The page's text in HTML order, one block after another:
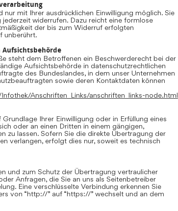
mit Ihrer ausdrücklichen Einwilligung möglich. Sie
widerrufen. Dazu reicht eine formlose
der bis zum Widerruf erfolgten
unberührt.
Aufsichtsbehörde
steht dem Betroffenen ein Beschwerderecht bei der
Aufsichtsbehörde in datenschutzrechtlichen
des Bundeslandes, in dem unser Unternehmen
sowie deren Kontaktdaten können
Anschriften_Links/anschriften_links-node.html
Ihrer Einwilligung oder in Erfüllung eines
oder an einen Dritten in einem gängigen,
zu lassen. Sofern Sie die direkte Übertragung der
verlangen, erfolgt dies nur, soweit es technisch
und zum Schutz der Übertragung vertraulicher
Anfragen, die Sie an uns als Seitenbetreiber
Eine verschlüsselte Verbindung erkennen Sie
von “http://” auf “https://” wechselt und an dem